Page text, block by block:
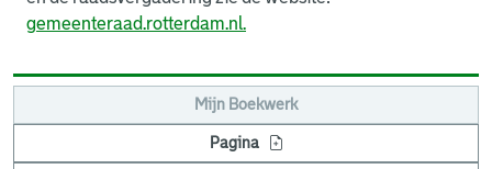
gemeenteraad.rotterdam.nl.
Mijn Boekwerk
Pagina